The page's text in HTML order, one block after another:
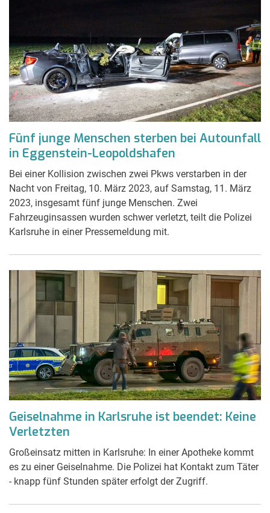
Fünf junge Menschen sterben bei Autounfall
in Eggenstein-Leopoldshafen
Bei einer Kollision zwischen zwei Pkws verstarben in der
Nacht von Freitag, 10. März 2023, auf Samstag, 11. März
2023, insgesamt fünf junge Menschen. Zwei
Fahrzeuginsassen wurden schwer verletzt, teilt die Polizei
Karlsruhe in einer Pressemeldung mit.
Geiselnahme in Karlsruhe ist beendet: Keine
Verletzten
Großeinsatz mitten in Karlsruhe: In einer Apotheke kommt
es zu einer Geiselnahme. Die Polizei hat Kontakt zum Täter
- knapp fünf Stunden später erfolgt der Zugriff.